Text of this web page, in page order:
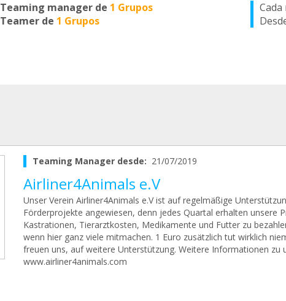
Teaming manager de 1 Grupos
Teamer de 1 Grupos
Teaming Manager desde: 21/07/2019
Airliner4Animals e.V
Unser Verein Airliner4Animals e.V ist auf regelmäßige
Förderprojekte angewiesen, denn jedes Quartal erhalten unsere
Kastrationen, Tierarztkosten, Medikamente und Futter zu
wenn hier ganz viele mitmachen. 1 Euro zusätzlich tut wirklich
freuen uns, auf weitere Unterstützung. Weitere Informationen zu
www.airliner4animals.com